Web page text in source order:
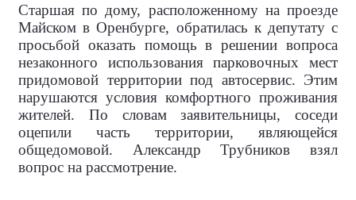
Старшая по дому, расположенному на проезде
Майском в Оренбурге, обратилась к депутату с
просьбой оказать помощь в решении вопроса
незаконного использования парковочных мест
придомовой территории под автосервис. Этим
нарушаются условия комфортного проживания
жителей. По словам заявительницы, соседи
оцепили часть территории, являющейся
общедомовой. Александр Трубников взял
вопрос на рассмотрение.